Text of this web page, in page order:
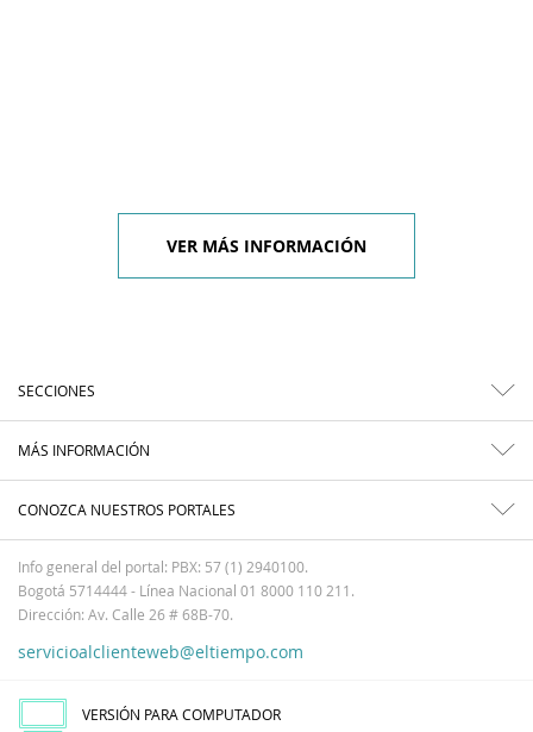
VER MÁS INFORMACIÓN
SECCIONES
MÁS INFORMACIÓN
CONOZCA NUESTROS PORTALES
Info general del portal: PBX: 57 (1) 2940100.
Bogotá 5714444 - Línea Nacional 01 8000 110 211.
Dirección: Av. Calle 26 # 68B-70.
servicioalclienteweb@eltiempo.com
VERSIÓN PARA COMPUTADOR